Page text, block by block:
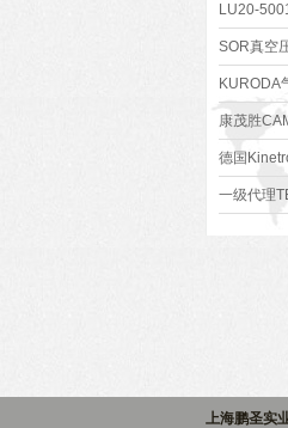
LU20-
SOR真空
报价订货
KURODA
好
康茂胜
德国
级代理商
一级代理
上海鹏圣实